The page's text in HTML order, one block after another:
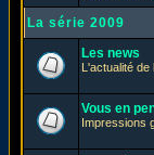
La série 2009
Les news
L'actualité
Vous en
Impressions